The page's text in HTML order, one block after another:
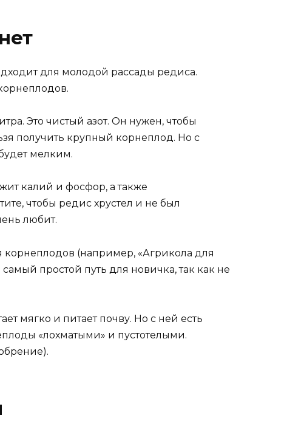
для молодой рассады редиса.
Это чистый азот. Он нужен, чтобы
получить крупный корнеплод. Но с
мелким.
калий и фосфор, а также
чтобы редис хрустел и не был
любит.
(например, «Агрикола для
простой путь для новичка, так как не
мягко и питает почву. Но с ней есть
«лохматыми» и пустотелыми.